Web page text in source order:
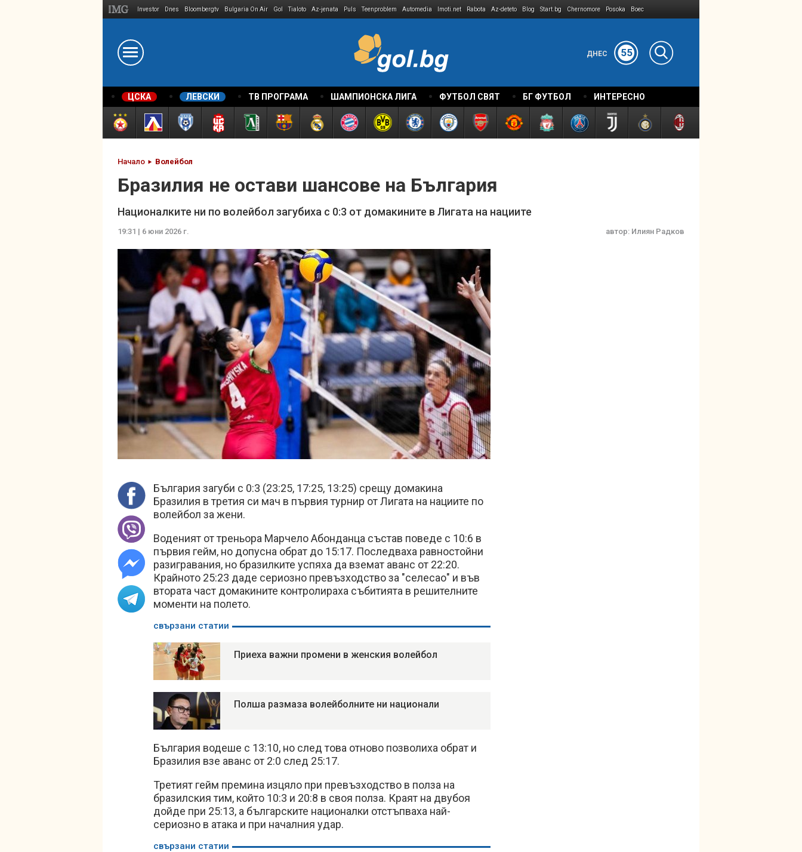
Investor Dnes Bloombergtv Bulgaria On Air Gol Tialoto Az-jenata Puls Teenproblem Automedia Imoti.net Rabota Az-deteto Blog Start.bg Chernomore Posoka Boec
ДНЕС 55
ЦСКА ЛЕВСКИ ТВ ПРОГРАМА ШАМПИОНСКА ЛИГА ФУТБОЛ СВЯТ БГ ФУТБОЛ ИНТЕРЕСНО
Начало Волейбол
Бразилия не остави шансове на България
Националките ни по волейбол загубиха с 0:3 от домакините в Лигата на нациите
19:31 | 6 юни 2026 г. автор: Илиян Радков
България загуби с 0:3 (23:25, 17:25, 13:25) срещу домакина
Бразилия в третия си мач в първия турнир от Лигата на нациите по
волейбол за жени.
Воденият от треньора Марчело Абонданца състав поведе с 10:6 в
първия гейм, но допусна обрат до 15:17. Последваха равностойни
разигравания, но бразилките успяха да вземат аванс от 22:20.
Крайното 25:23 даде сериозно превъзходство за "селесао" и във
втората част домакините контролираха събитията в решителните
моменти на полето.
свързани статии
Приеха важни промени в женския волейбол
Полша размаза волейболните ни национали
България водеше с 13:10, но след това отново позволиха обрат и
Бразилия взе аванс от 2:0 след 25:17.
Третият гейм премина изцяло при превъзходство в полза на
бразилския тим, който 10:3 и 20:8 в своя полза. Краят на двубоя
дойде при 25:13, а българските националки отстъпваха най-
сериозно в атака и при началния удар.
свързани статии